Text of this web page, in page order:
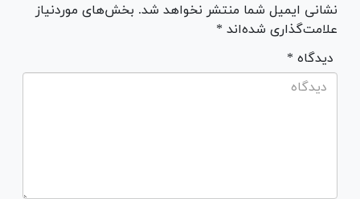
نشانی ایمیل شما منتشر نخواهد شد. بخش‌های موردنیاز
علامت‌گذاری شده‌اند *
* دیدگاه